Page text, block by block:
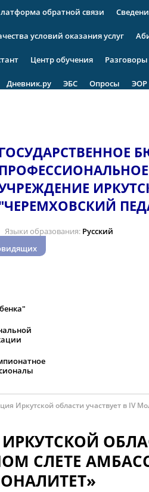
обратной связи
условий оказания услуг
Центр обучения
Дневник.ру ЭБС Опросы ЭОР
ГОСУДАРСТВЕННОЕ
Языки образования Русский
Иркутской области участвует в IV
СЛЕТЕ